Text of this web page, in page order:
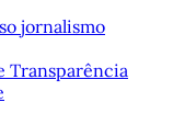
jornalismo
Transparência